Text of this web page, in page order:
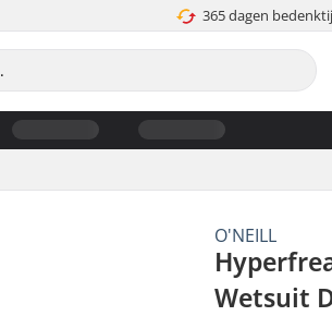
365 dagen
O'NEILL
Wetsuit